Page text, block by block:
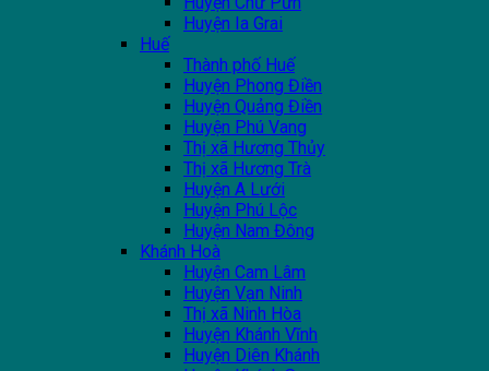
Huyện Ia Grai
Huế
Thành phố Huế
Huyện Phong Điền
Huyện Quảng Điền
Huyện Phú Vang
Thị xã Hương Thủy
Thị xã Hương Trà
Huyện A Lưới
Huyện Phú Lộc
Huyện Nam Đông
Khánh Hoà
Huyện Cam Lâm
Huyện Vạn Ninh
Thị xã Ninh Hòa
Huyện Khánh Vĩnh
Huyện Diên Khánh